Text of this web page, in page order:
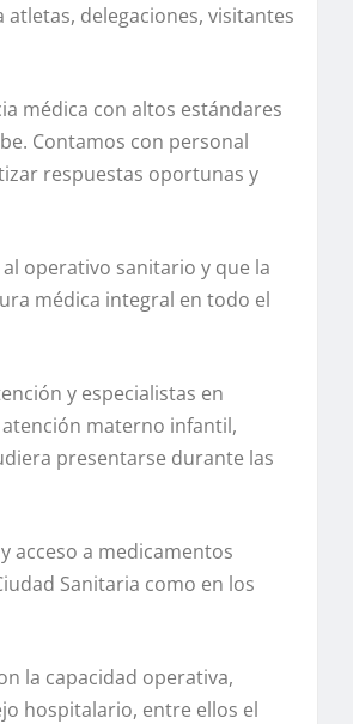
delegaciones, visitantes
médica con altos estándares
Contamos con personal
respuestas oportunas y
operativo sanitario y que la
médica integral en todo el
y especialistas en
materno infantil,
presentarse durante las
acceso a medicamentos
Sanitaria como en los
la capacidad operativa,
hospitalario, entre ellos el